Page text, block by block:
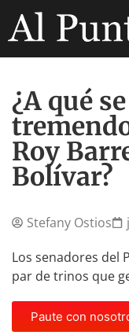
¿A qué
Roy
Bolívar?
Stefany Ostios
Los senadores del
par de trinos que
Paute con